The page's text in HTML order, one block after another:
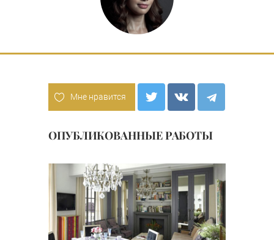
Мне нравится
ОПУБЛИКОВАННЫЕ РАБОТЫ